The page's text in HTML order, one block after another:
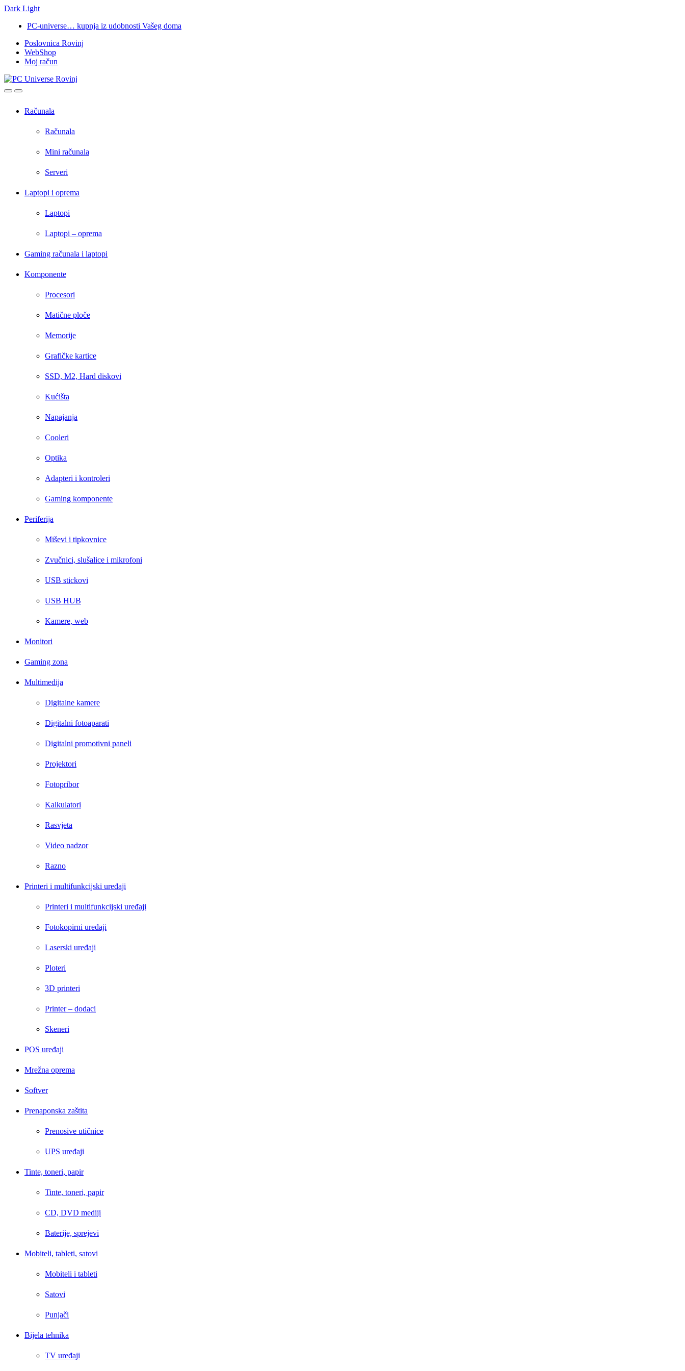
Dark Light
navigation
content
PC-universe… kupnja iz udobnosti Vašeg doma
Poslovnica Rovinj
WebShop
Moj račun
OpenClose
Računala
Računala
Mini računala
Serveri
Laptopi i oprema
Laptopi
Laptopi – oprema
Gaming računala i laptopi
Komponente
Procesori
Matične ploče
Memorije
Grafičke kartice
SSD, M2, Hard diskovi
Kućišta
Napajanja
Cooleri
Optika
Adapteri i kontroleri
Gaming komponente
Periferija
Miševi i tipkovnice
Zvučnici, slušalice i mikrofoni
USB stickovi
USB HUB
Kamere, web
Monitori
Gaming zona
Multimedija
Digitalne kamere
Digitalni fotoaparati
Digitalni promotivni paneli
Projektori
Fotopribor
Kalkulatori
Rasvjeta
Video nadzor
Razno
Printeri i multifunkcijski uređaji
Printeri i multifunkcijski uređaji
Fotokopirni uređaji
Laserski uređaji
Ploteri
3D printeri
Printer – dodaci
Skeneri
POS uređaji
Mrežna oprema
Softver
Prenaponska zaštita
Prenosive utičnice
UPS uređaji
Tinte, toneri, papir
Tinte, toneri, papir
CD, DVD mediji
Baterije, sprejevi
Mobiteli, tableti, satovi
Mobiteli i tableti
Satovi
Punjači
Bijela tehnika
TV uređaji